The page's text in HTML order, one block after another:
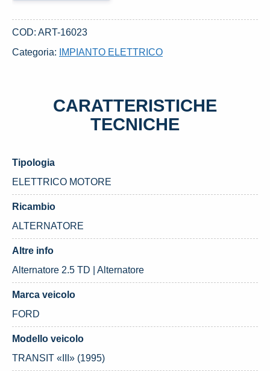
COD: ART-16023
Categoria:
IMPIANTO ELETTRICO
CARATTERISTICHE
TECNICHE
Tipologia
ELETTRICO MOTORE
Ricambio
ALTERNATORE
Altre info
Alternatore 2.5 TD | Alternatore
Marca veicolo
FORD
Modello veicolo
TRANSIT «III» (1995)